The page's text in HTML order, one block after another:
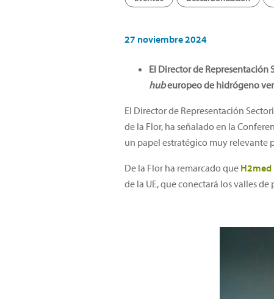
27 noviembre 2024
El Director de Representación
hubeuropeo de hidrógeno
El Director de Representación
de la Flor, ha señalado en la
un papel estratégico muy relevante
De la Flor ha remarcado que H2med
de la UE, que conectará los valles